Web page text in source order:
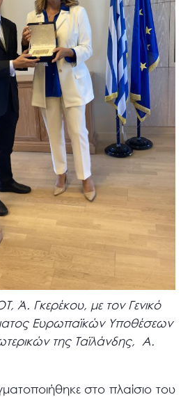
Ά. Γκερέκου, με τον Γενικό
Ευρωπαϊκών Υποθέσεων
της Ταϊλάνδης, A.
στο πλαίσιο του